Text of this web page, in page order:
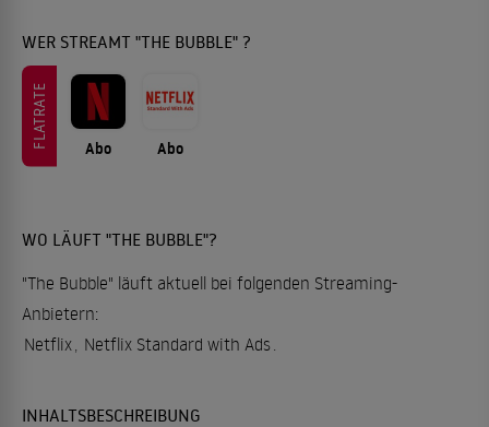
WER STREAMT "THE BUBBLE" ?
FLATRATE Abo Abo
WO LÄUFT "THE BUBBLE"?
"The Bubble" läuft aktuell bei folgenden Streaming-
Anbietern:
Netflix Netflix Standard with Ads
INHALTSBESCHREIBUNG